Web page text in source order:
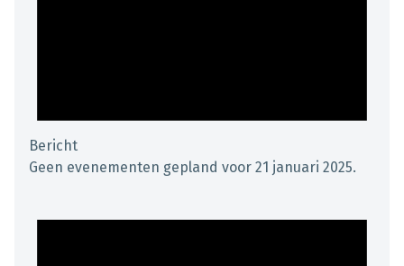
Bericht
Geen evenementen gepland voor 21 januari 2025.